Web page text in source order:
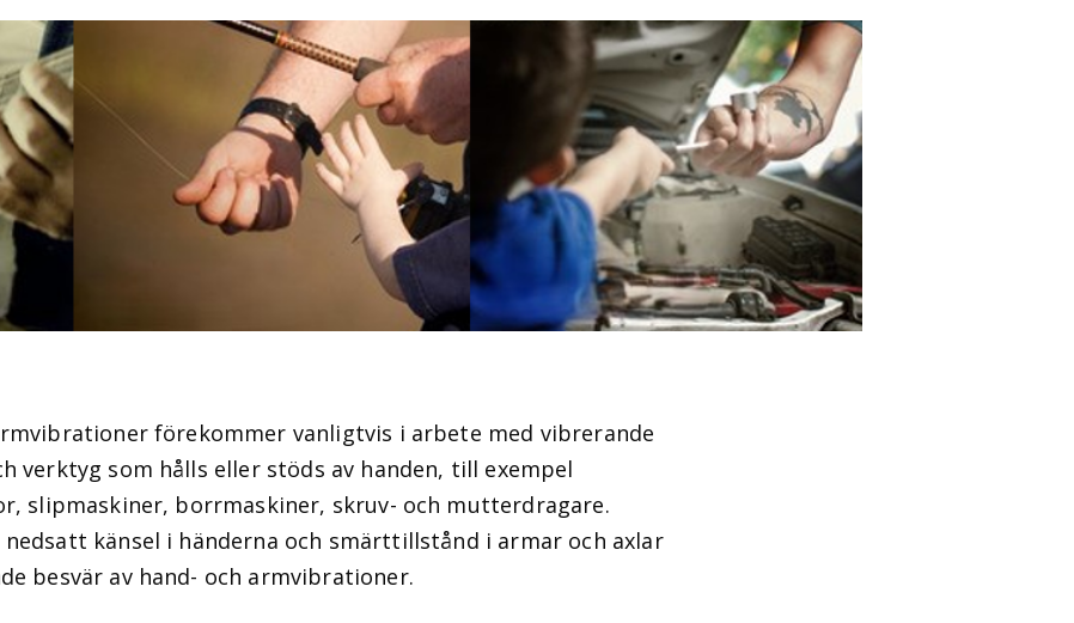
förekommer vanligtvis i arbete med vibrerande
verktyg som hålls eller stöds av handen, till exempel
slipmaskiner, borrmaskiner, skruv- och mutterdragare.
nedsatt känsel i händerna och smärttillstånd i armar och axlar
besvär av hand- och armvibrationer.